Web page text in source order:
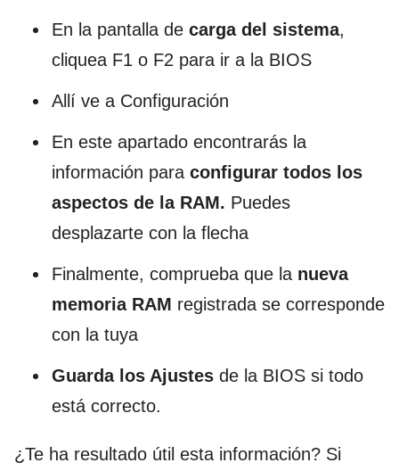
En la pantalla de carga del sistema,
cliquea F1 o F2 para ir a la BIOS
Allí ve a Configuración
En este apartado encontrarás la
información para configurar todos los
aspectos de la RAM. Puedes
desplazarte con la flecha
Finalmente, comprueba que la nueva
memoria RAM registrada se corresponde
con la tuya
Guarda los Ajustes de la BIOS si todo
está correcto.
¿Te ha resultado útil esta información? Si